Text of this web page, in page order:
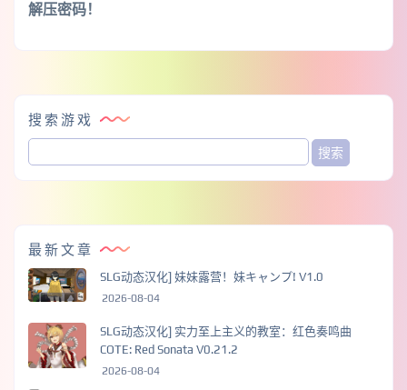
解压密码！
搜索游戏
最新文章
SLG动态汉化] 妹妹露营！妹キャンプ! V1.0
2026-08-04
SLG动态汉化] 实力至上主义的教室：红色奏鸣曲
COTE: Red Sonata V0.21.2
2026-08-04